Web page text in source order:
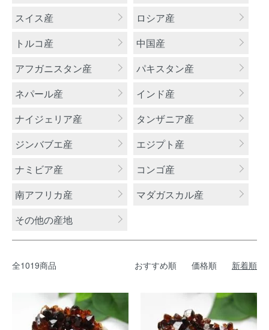
スイス産
ロシア産
トルコ産
中国産
アフガニスタン産
パキスタン産
ネパール産
インド産
ナイジェリア産
タンザニア産
ジンバブエ産
エジプト産
ナミビア産
コンゴ産
南アフリカ産
マダガスカル産
その他の産地
全1019商品 おすすめ順 価格順 新着順